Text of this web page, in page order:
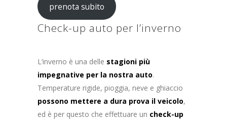
prenota subito
Check-up auto per l’inverno
L’inverno è una delle stagioni più
impegnative per la nostra auto.
Temperature rigide, pioggia, neve e ghiaccio
possono mettere a dura prova il veicolo,
ed è per questo che effettuare un check-up